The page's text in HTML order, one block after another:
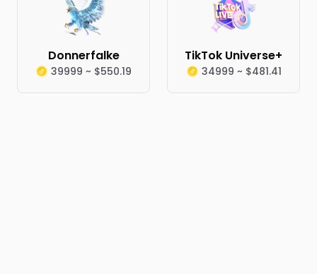
Donnerfalke
39999 ~ $550.19
TikTok Universe+
34999 ~ $481.41